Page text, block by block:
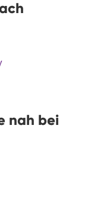
nah bei